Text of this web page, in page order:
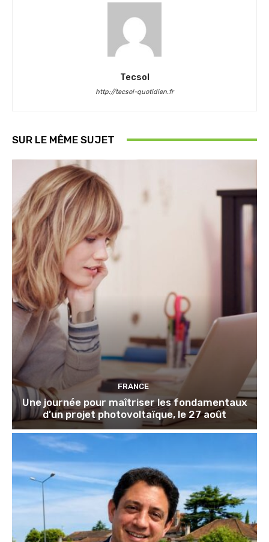
Tecsol
http://tecsol-quotidien.fr
SUR LE MÊME SUJET
FRANCE
Une journée pour maîtriser les fondamentaux
d’un projet photovoltaïque, le 27 août